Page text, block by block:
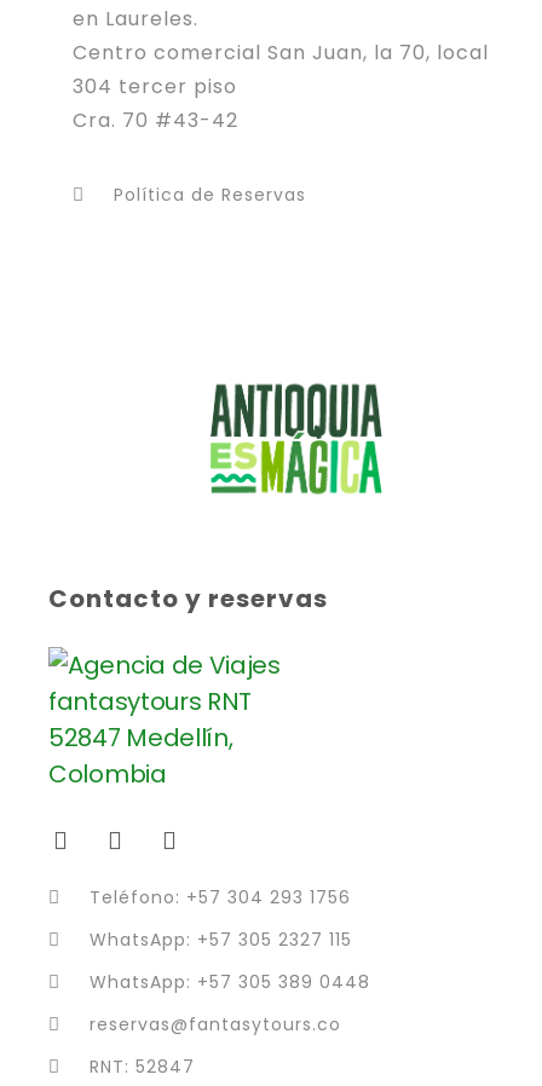
en Laureles.
Centro comercial San Juan, la 70, local
304 tercer piso
Cra. 70 #43-42
Política de Reservas
Contacto y reservas
Teléfono: +57 304 293 1756
WhatsApp: +57 305 2327 115
WhatsApp: +57 305 389 0448
reservas@fantasytours.co
RNT: 52847